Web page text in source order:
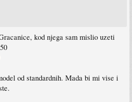
kod njega sam mislio uzeti
od standardnih. Mada bi mi vise i